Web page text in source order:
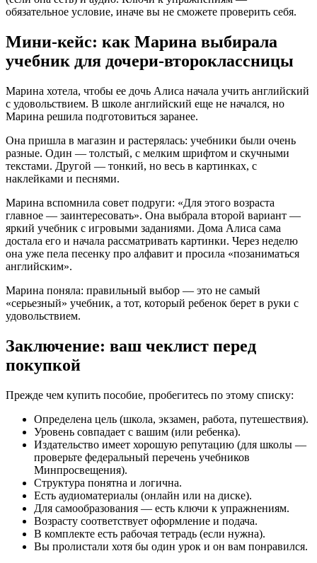
обязательное условие, иначе вы не сможете проверить себя.
Мини-кейс: как Марина выбирала
учебник для дочери-второклассницы
Марина хотела, чтобы ее дочь Алиса начала учить английский
с удовольствием. В школе английский еще не начался, но
Марина решила подготовиться заранее.
Она пришла в магазин и растерялась: учебники были очень
разные. Один — толстый, с мелким шрифтом и скучными
текстами. Другой — тонкий, но весь в картинках, с
наклейками и песнями.
Марина вспомнила совет подруги: «Для этого возраста
главное — заинтересовать». Она выбрала второй вариант —
яркий учебник с игровыми заданиями. Дома Алиса сама
достала его и начала рассматривать картинки. Через неделю
она уже пела песенку про алфавит и просила «позаниматься
английским».
Марина поняла: правильный выбор — это не самый
«серьезный» учебник, а тот, который ребенок берет в руки с
удовольствием.
Заключение: ваш чеклист перед
покупкой
Прежде чем купить пособие, пробегитесь по этому списку:
Определена цель (школа, экзамен, работа, путешествия).
Уровень совпадает с вашим (или ребенка).
Издательство имеет хорошую репутацию (для школы —
проверьте федеральный перечень учебников
Минпросвещения).
Структура понятна и логична.
Есть аудиоматериалы (онлайн или на диске).
Для самообразования — есть ключи к упражнениям.
Возрасту соответствует оформление и подача.
В комплекте есть рабочая тетрадь (если нужна).
Вы пролистали хотя бы один урок и он вам понравился.